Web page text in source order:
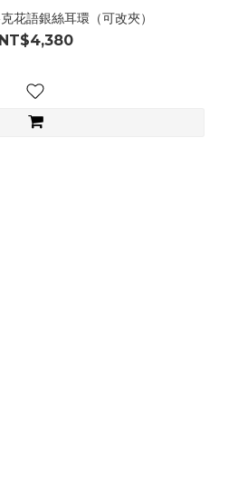
花語銀絲耳環（可改夾）
NT$4,380